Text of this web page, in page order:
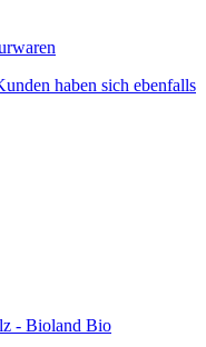
haben sich ebenfalls
- Bioland Bio